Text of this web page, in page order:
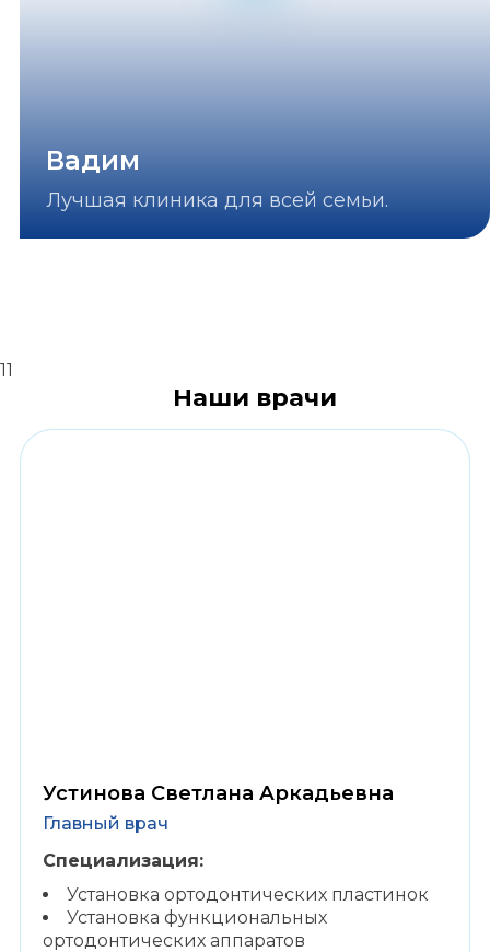
Вадим
Лучшая клиника для всей семьи.
11
Наши врачи
Устинова Светлана Аркадьевна
Главный врач
Специализация:
Установка ортодонтических пластинок
Установка функциональных
ортодонтических аппаратов